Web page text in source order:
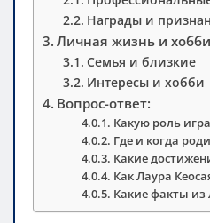
Награды и
Личная жизнь и хобби
Семья и близкие
Интересы и хобби
Вопрос-ответ:
Какую роль
Где и когда
Какие
Как Лаура
Какие факты из